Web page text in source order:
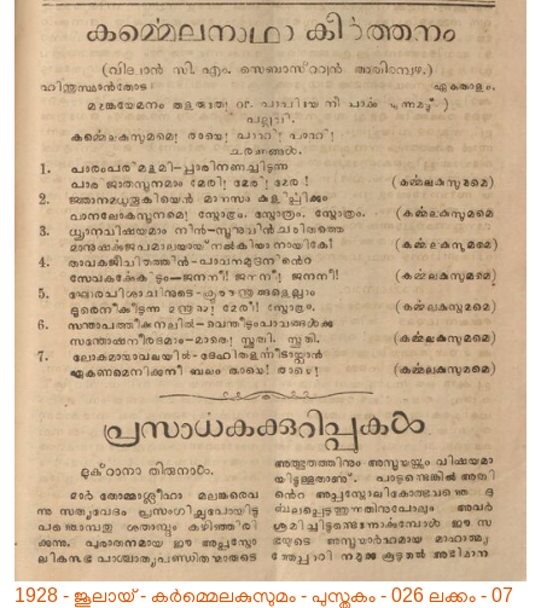
1928 - ജൂലായ് - കർമ്മെലകുസുമം - പുസ്തകം - 026 ലക്കം - 07